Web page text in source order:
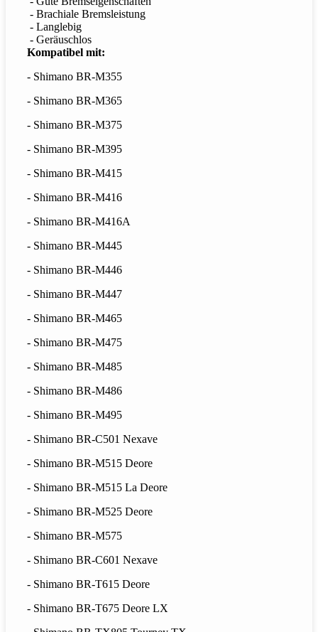
- Brachiale Bremsleistung
- Langlebig
- Geräuschlos
Kompatibel mit:
- Shimano BR-M355
- Shimano BR-M365
- Shimano BR-M375
- Shimano BR-M395
- Shimano BR-M415
- Shimano BR-M416
- Shimano BR-M416A
- Shimano BR-M445
- Shimano BR-M446
- Shimano BR-M447
- Shimano BR-M465
- Shimano BR-M475
- Shimano BR-M485
- Shimano BR-M486
- Shimano BR-M495
- Shimano BR-C501 Nexave
- Shimano BR-M515 Deore
- Shimano BR-M515 La Deore
- Shimano BR-M525 Deore
- Shimano BR-M575
- Shimano BR-C601 Nexave
- Shimano BR-T615 Deore
- Shimano BR-T675 Deore LX